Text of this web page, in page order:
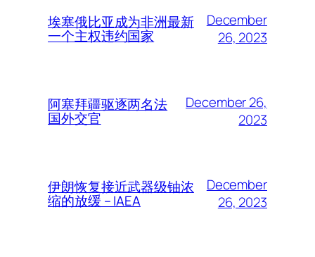
埃塞俄比亚成为非洲最新
一个主权违约国家
December
26, 2023
阿塞拜疆驱逐两名法
国外交官
December 26,
2023
伊朗恢复接近武器级铀浓
缩的放缓 – IAEA
December
26, 2023